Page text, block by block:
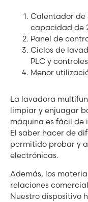
Calentador de
capacidad de
Panel de
Ciclos de
PLC y
Menor
La lavadora
limpiar y enjuagar
máquina es fácil de
El saber hacer de
permitido probar y
electrónicas.
Además, los
relaciones
Nuestro dispositivo